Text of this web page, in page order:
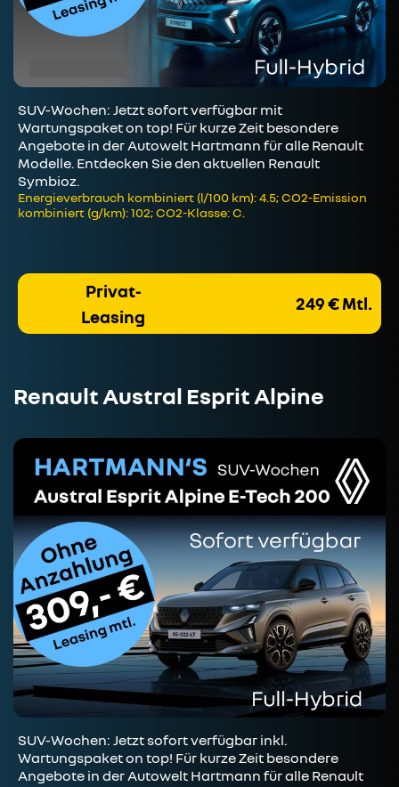
SUV-Wochen: Jetzt sofort verfügbar mit
Wartungspaket on top! Für kurze Zeit besondere
Angebote in der Autowelt Hartmann für alle Renault
Modelle. Entdecken Sie den aktuellen Renault
Symbioz.
Energieverbrauch kombiniert (l/100 km): 4.5; CO2-Emission
kombiniert (g/km): 102; CO2-Klasse: C.
Privat-
Leasing
249 € Mtl.
Renault Austral Esprit Alpine
SUV-Wochen: Jetzt sofort verfügbar inkl.
Wartungspaket on top! Für kurze Zeit besondere
Angebote in der Autowelt Hartmann für alle Renault